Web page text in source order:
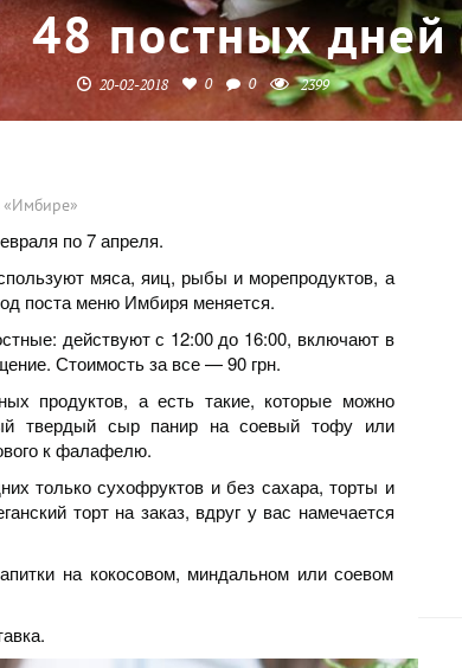
48 постных
20-02-2018 0 0 2399
«Имбире»
по 7 апреля.
мяса, яиц, рыбы и морепродуктов, а
поста меню Имбиря меняется.
действуют с 12:00 до 16:00, включают в
Стоимость за все — 90 грн.
продуктов, а есть такие, которые можно
твердый сыр панир на соевый тофу или
к фалафелю.
только сухофруктов и без сахара, торты и
торт на заказ, вдруг у вас намечается
на кокосовом, миндальном или соевом